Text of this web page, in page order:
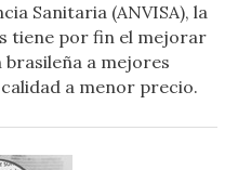
Sanitaria (ANVISA), la
tiene por fin el mejorar
brasileña a mejores
a menor precio.